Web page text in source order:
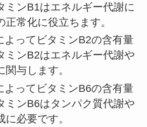
ミンB1はエネルギー代謝に
常化に役立ちます。
よってビタミンB2の含有量
ミンB2はエネルギー代謝や
与します。
よってビタミンB6の含有量
ミンB6はタンパク質代謝や
必要です。